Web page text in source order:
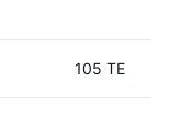
105 TE